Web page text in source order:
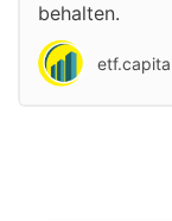
behalten.